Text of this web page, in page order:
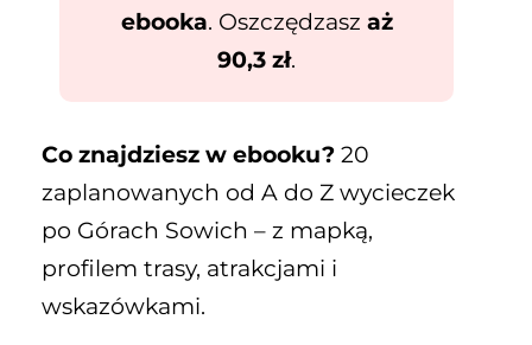
ebooka. Oszczędzasz aż
90,3 zł.
Co znajdziesz w ebooku? 20
zaplanowanych od A do Z wycieczek
po Górach Sowich – z mapką,
profilem trasy, atrakcjami i
wskazówkami.